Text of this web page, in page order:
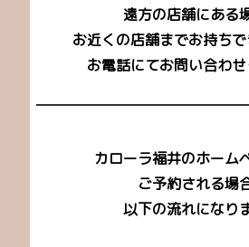
遠方の店舗にある
お近くの店舗までお持ちで
お電話にてお問い合わせ
カローラ福井のホーム
ご予約される場
以下の流れになり